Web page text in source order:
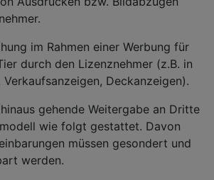
im Rahmen einer Werbung für
durch den Lizenznehmer (z.B. in
Deckanzeigen).
gehende Weitergabe an Dritte
wie folgt gestattet. Davon
müssen gesondert und
werden.